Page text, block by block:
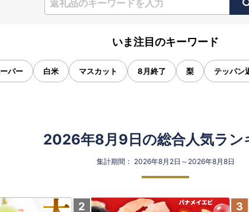
いま注目のキーワード
パー 白米 マスカット 8月終了 梨 テッパン
2026年8月9日の総合人気ラン
集計期間： 2026年8月2日～2026年8月8日